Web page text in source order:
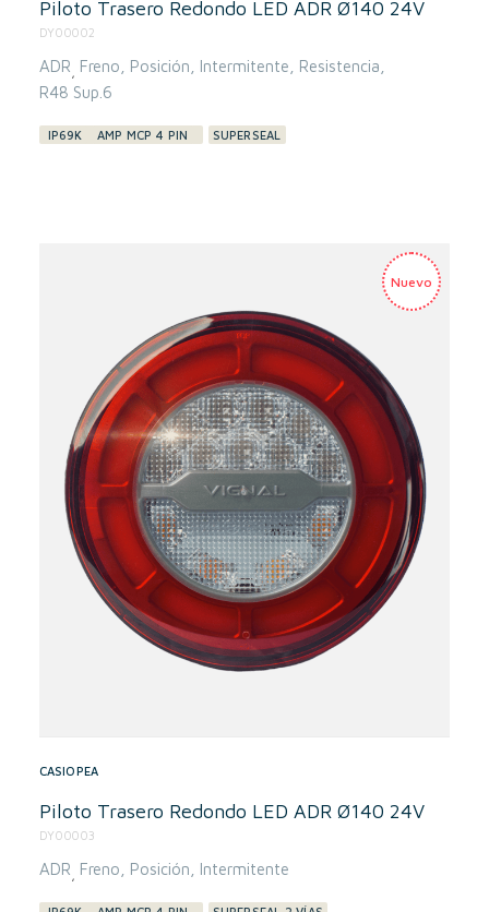
Piloto Trasero Redondo LED ADR Ø140 24V
DY00002
ADR Freno Posición Intermitente
Resistencia
R48 Sup.6
IP69K AMP MCP 4 PIN SUPERSEAL
CASIOPEA
Piloto Trasero Redondo LED ADR Ø140 24V
DY00003
ADR, Freno Posición Intermitente